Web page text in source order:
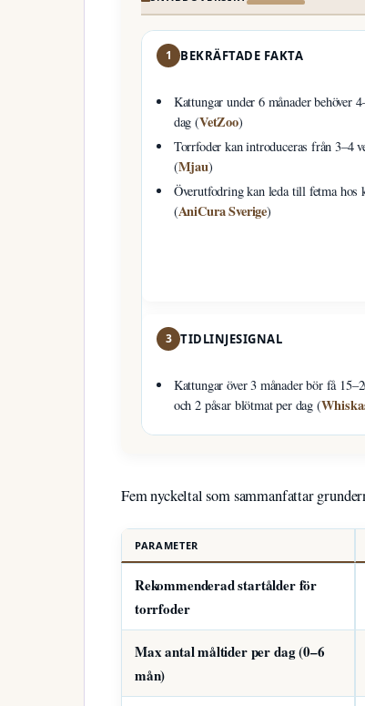
1 BEKRÄFTADE FAKTA
Kattungar under 6 månader behöver
dag (VetZoo)
Torrfoder kan introduceras från 3–4
(Mjau)
Överutfodring kan leda till fetma hos
(AniCura Sverige)
3 TIDLINJESIGNAL
Kattungar över 3 månader bör få
och 2 påsar blötmat per dag (
Fem nyckeltal som sammanfattar
PARAMETER
Rekommenderad startålder för
torrfoder
Max antal måltider per dag (0–6
mån)